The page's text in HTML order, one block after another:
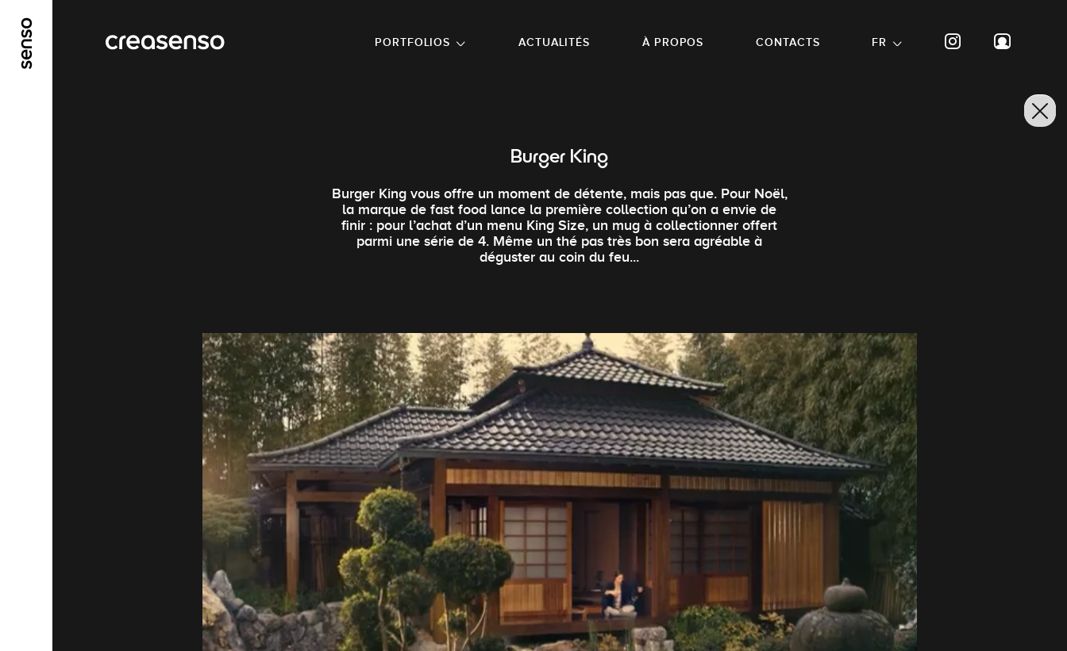
PORTFOLIOS
ACTUALITÉS À PROPOS CONTACTS FR
Burger King
Burger King vous offre un moment de détente, mais pas que. Pour Noël,
la marque de fast food lance la première collection qu’on a envie de
finir : pour l’achat d’un menu King Size, un mug à collectionner offert
parmi une série de 4. Même un thé pas très bon sera agréable à
déguster au coin du feu...